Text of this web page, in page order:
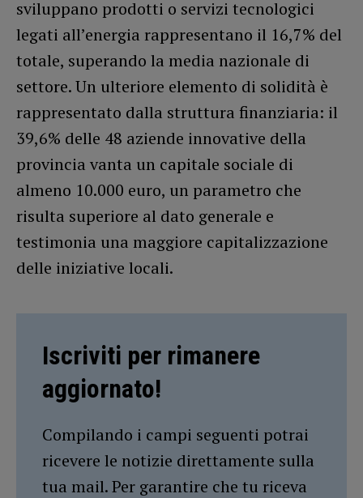
sviluppano prodotti o servizi tecnologici
legati all’energia rappresentano il 16,7% del
totale, superando la media nazionale di
settore. Un ulteriore elemento di solidità è
rappresentato dalla struttura finanziaria: il
39,6% delle 48 aziende innovative della
provincia vanta un capitale sociale di
almeno 10.000 euro, un parametro che
risulta superiore al dato generale e
testimonia una maggiore capitalizzazione
delle iniziative locali.
Iscriviti per rimanere
aggiornato!
Compilando i campi seguenti potrai
ricevere le notizie direttamente sulla
tua mail. Per garantire che tu riceva